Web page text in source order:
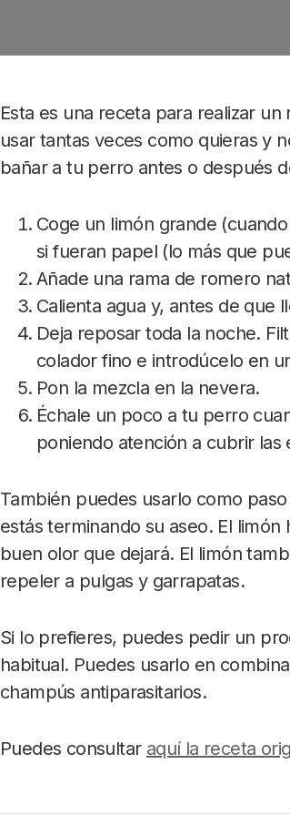
Esta es una receta para realizar
usar tantas veces como quieras y
bañar a tu perro antes o después
Coge un limón grande
si fueran papel (lo más que
Añade una rama de romero
Calienta agua y, antes de que
Deja reposar toda la noche.
colador fino e introdúcelo en
Pon la mezcla en la nevera.
Échale un poco a tu perro
poniendo atención a cubrir
También puedes usarlo como
estás terminando su aseo. El
buen olor que dejará. El limón
repeler a pulgas y garrapatas.
Si lo prefieres, puedes pedir un
habitual. Puedes usarlo en
champús antiparasitarios.
Puedes consultar aquí la receta